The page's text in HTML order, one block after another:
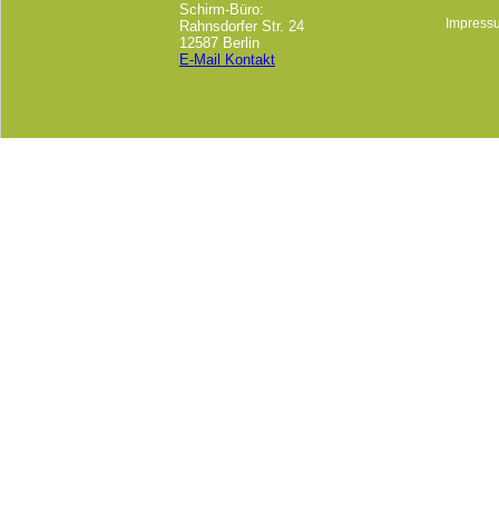
Schirm-Büro:
Rahnsdorfer Str. 24
12587 Berlin
E-Mail Kontakt